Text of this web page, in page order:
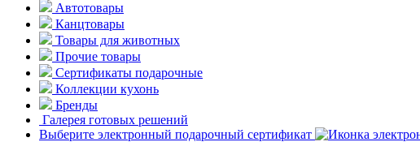
Автотовары
Канцтовары
Товары для животных
Прочие товары
Сертификаты подарочные
Коллекции кухонь
Бренды
Галерея готовых решений
Выберите электронный подарочный сертификат